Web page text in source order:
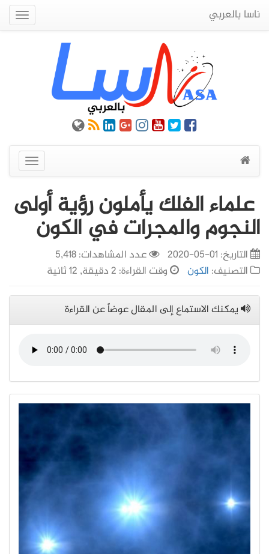
ناسا بالعربي
عرض
القائمة
علماء الفلك يأملون رؤية أولى
النجوم والمجرات في الكون
التاريخ: 01-05-2020
عدد المشاهدات: 5,418
التصنيف: الكون وقت القراءة: 2 دقيقة, 12 ثانية
يمكنك الاستماع إلى المقال عوضاً عن القراءة